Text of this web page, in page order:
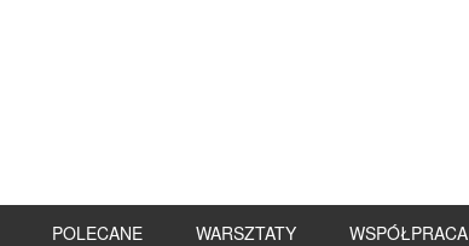
POLECANE WARSZTATY WSPÓŁPRACA